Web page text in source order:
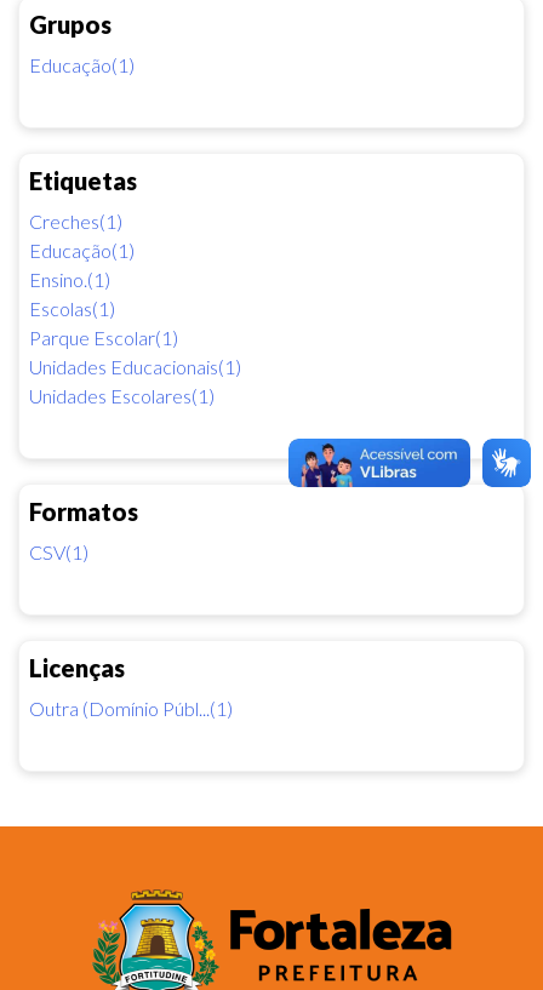
Grupos
Educação(1)
Etiquetas
Creches(1)
Educação(1)
Ensino.(1)
Escolas(1)
Parque Escolar(1)
Unidades Educacionais(1)
Unidades Escolares(1)
Formatos
CSV(1)
Licenças
Outra (Domínio Públ...(1)